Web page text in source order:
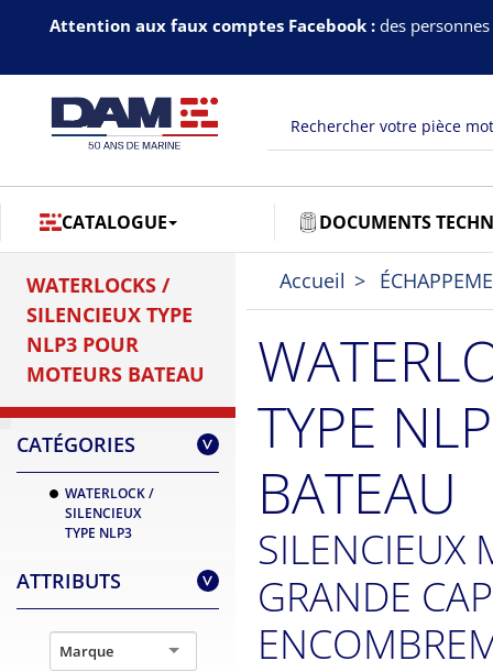
Attention aux faux comptes Facebook :des
CATALOGUE DOCUMENTS
WATERLOCKS /
SILENCIEUX TYPE
NLP3 POUR
MOTEURS BATEAU
CATÉGORIES >
WATERLOCK /
SILENCIEUX
TYPE NLP3
ATTRIBUTS >
Marque
Accueil
TYPE
BATEAU
SILENCIEUX
GRANDE